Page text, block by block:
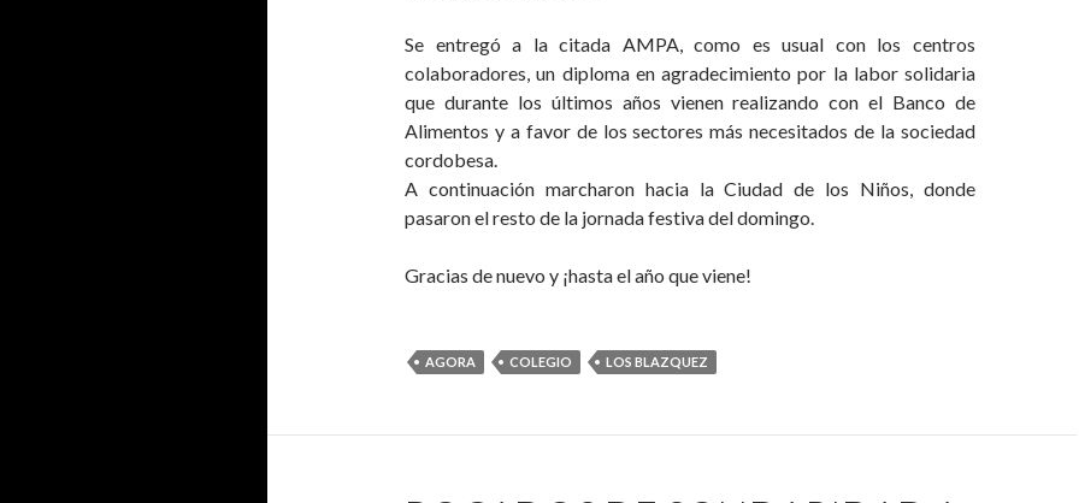
Se entregó a la citada AMPA, como es usual con los centros
colaboradores, un diploma en agradecimiento por la labor solidaria
que durante los últimos años vienen realizando con el Banco de
Alimentos y a favor de los sectores más necesitados de la sociedad
cordobesa.
A continuación marcharon hacia la Ciudad de los Niños, donde
pasaron el resto de la jornada festiva del domingo.
Gracias de nuevo y ¡hasta el año que viene!
AGORA COLEGIO LOS BLAZQUEZ